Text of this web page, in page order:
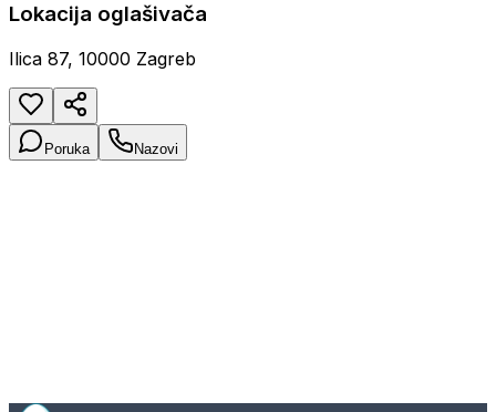
Lokacija oglašivača
Ilica 87, 10000 Zagreb
Poruka Nazovi